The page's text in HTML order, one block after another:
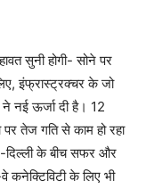
सुनी होगी- सोने पर
इंफ्रास्ट्रक्चर के जो
नई ऊर्जा दी है। 12
तेज गति से काम हो रहा
दिल्ली के बीच सफर और
कनेक्टिविटी के लिए भी